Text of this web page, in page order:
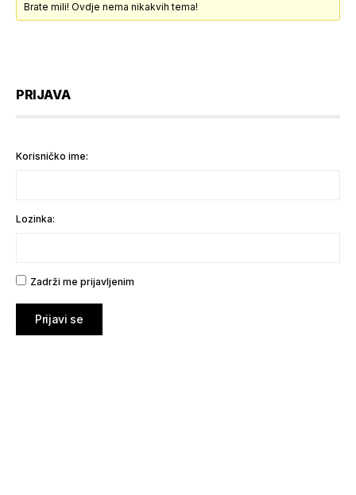
Brate mili! Ovdje nema nikakvih tema!
PRIJAVA
Korisničko ime:
Lozinka:
Zadrži me prijavljenim
Prijavi se